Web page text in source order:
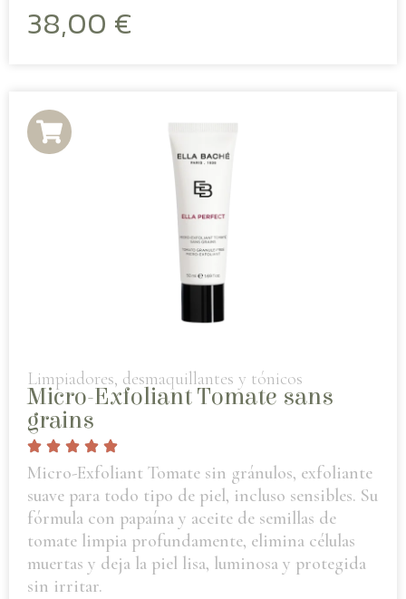
38,00 €
Limpiadores, desmaquillantes y tónicos
Micro-Exfoliant Tomate sans
grains
Micro-Exfoliant Tomate sin gránulos, exfoliante
suave para todo tipo de piel, incluso sensibles. Su
fórmula con papaína y aceite de semillas de
tomate limpia profundamente, elimina células
muertas y deja la piel lisa, luminosa y protegida
sin irritar.